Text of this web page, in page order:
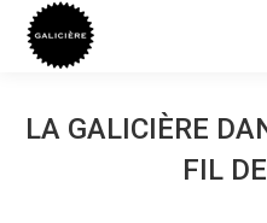
LA GALICIÈRE
FIL